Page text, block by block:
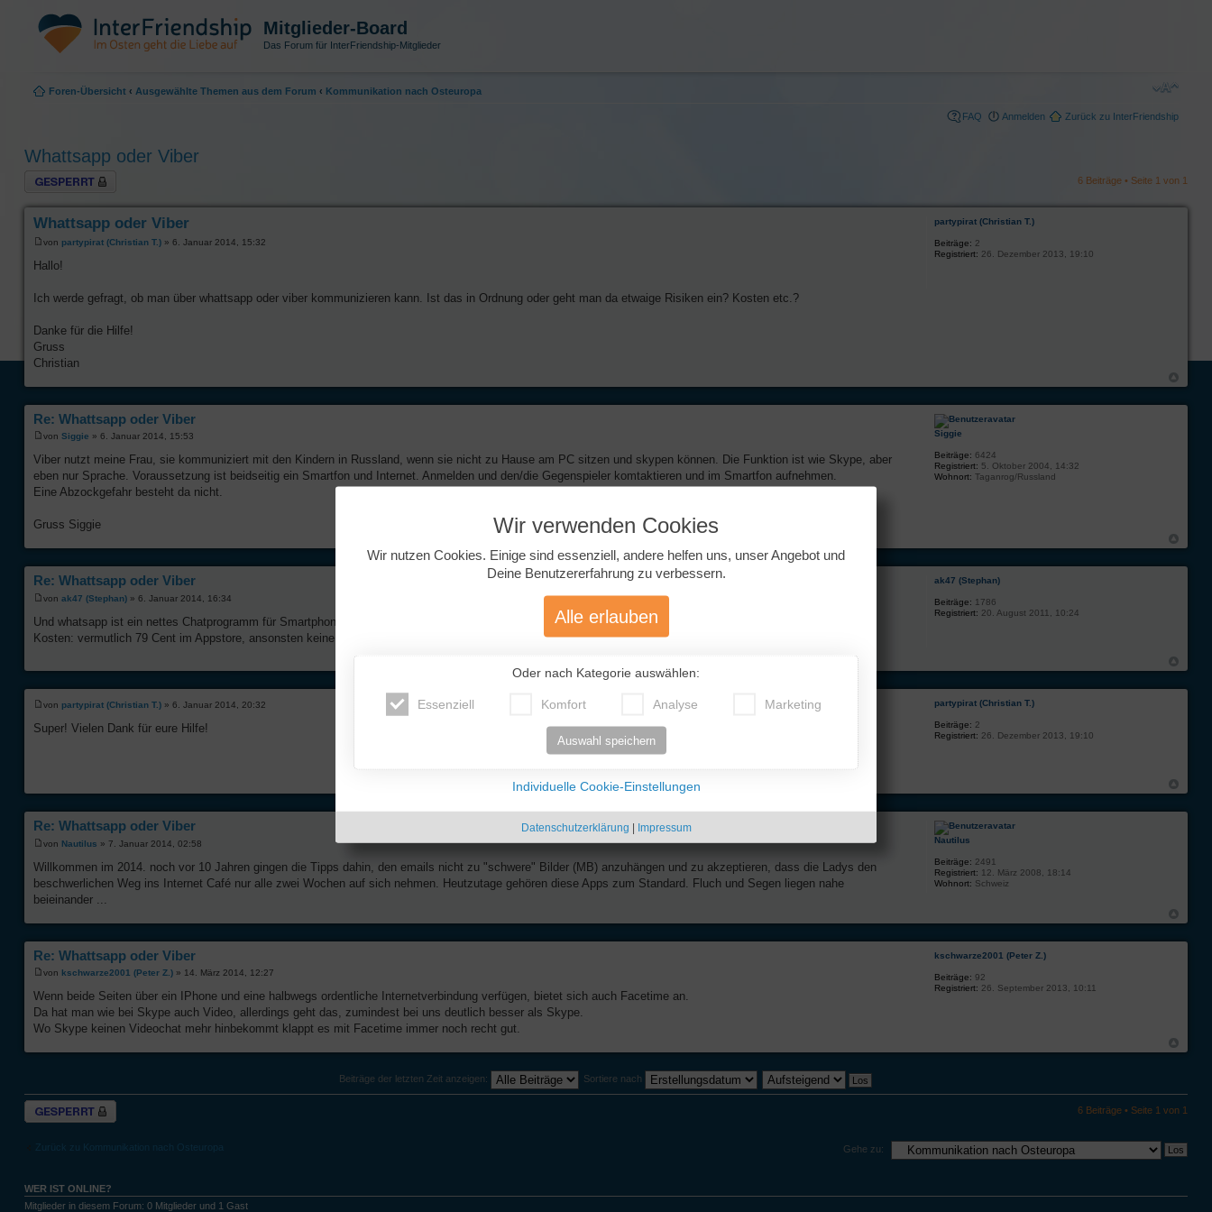
Mitglieder-Board
Das Forum für InterFriendship-Mitglieder
Foren-Übersicht ‹ Ausgewählte Themen aus dem Forum ‹ Kommunikation nach Osteuropa
FAQ Anmelden Zurück zu InterFriendship
Whattsapp oder Viber
Thema gesperrt 6 Beiträge • Seite 1 von 1
Whattsapp oder Viber
von partypirat (Christian T.) » 6. Januar 2014, 15:32
Hallo!
Ich werde gefragt, ob man über whattsapp oder viber kommunizieren kann. Ist das in Ordnung oder geht man da etwaige Risiken ein? Kosten etc.?
Danke für die Hilfe!
Gruss
Christian
partypirat (Christian T.)
Beiträge: 2
Registriert: 26. Dezember 2013, 19:10
Re: Whattsapp oder Viber
von Siggie » 6. Januar 2014, 15:53
Viber nutzt meine Frau, sie kommuniziert mit den Kindern in Russland, wenn sie nicht zu Hause am PC sitzen und skypen können. Die Funktion ist wie Skype, aber
eben nur Sprache. Voraussetzung ist beidseitig ein Smartfon und Internet. Anmelden und den/die Gegenspieler komtaktieren und im Smartfon aufnehmen.
Eine Abzockgefahr besteht da nicht.
Gruss Siggie
Siggie
Beiträge: 6424
Registriert: 5. Oktober 2004, 14:32
Wohnort: Taganrog/Russland
Re: Whattsapp oder Viber
von ak47 (Stephan) » 6. Januar 2014, 16:34
Und whatsapp ist ein nettes Chatprogramm für Smartphones, ganz grob mit SMS vergleichbar, aber schneller, vielseitiger, hübscher. Völlig harmlos.
Kosten: vermutlich 79 Cent im Appstore, ansonsten keine Kosten (Internettarif brauchst du, klar).
ak47 (Stephan)
Beiträge: 1786
Registriert: 20. August 2011, 10:24
von partypirat (Christian T.) » 6. Januar 2014, 20:32
Super! Vielen Dank für eure Hilfe!
partypirat (Christian T.)
Beiträge: 2
Registriert: 26. Dezember 2013, 19:10
Re: Whattsapp oder Viber
von Nautilus » 7. Januar 2014, 02:58
Willkommen im 2014. noch vor 10 Jahren gingen die Tipps dahin, den emails nicht zu "schwere" Bilder (MB) anzuhängen und zu akzeptieren, dass die Ladys den
beschwerlichen Weg ins Internet Café nur alle zwei Wochen auf sich nehmen. Heutzutage gehören diese Apps zum Standard. Fluch und Segen liegen nahe
beieinander ...
Nautilus
Beiträge: 2491
Registriert: 12. März 2008, 18:14
Wohnort: Schweiz
Re: Whattsapp oder Viber
von kschwarze2001 (Peter Z.) » 14. März 2014, 12:27
Wenn beide Seiten über ein IPhone und eine halbwegs ordentliche Internetverbindung verfügen, bietet sich auch Facetime an.
Da hat man wie bei Skype auch Video, allerdings geht das, zumindest bei uns deutlich besser als Skype.
Wo Skype keinen Videochat mehr hinbekommt klappt es mit Facetime immer noch recht gut.
kschwarze2001 (Peter Z.)
Beiträge: 92
Registriert: 26. September 2013, 10:11
Beiträge der letzten Zeit anzeigen: Sortiere nach
Thema gesperrt 6 Beiträge • Seite 1 von 1
Zurück zu Kommunikation nach Osteuropa Gehe zu:
WER IST ONLINE?
Mitglieder in diesem Forum: 0 Mitglieder und 1 Gast
Wir verwenden Cookies
Wir nutzen Cookies. Einige sind essenziell, andere helfen uns, unser Angebot und
Deine Benutzererfahrung zu verbessern.
Alle erlauben
Oder nach Kategorie auswählen:
Essenziell Komfort Analyse Marketing
Auswahl speichern
Individuelle Cookie-Einstellungen
Datenschutzerklärung | Impressum